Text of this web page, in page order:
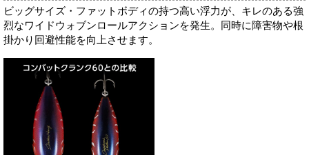
ビッグサイズ・ファットボディの持つ高い浮力が、キレのある強
烈なワイドウォブンロールアクションを発生。同時に障害物や根
掛かり回避性能を向上させます。